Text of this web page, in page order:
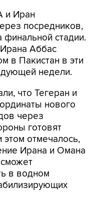
и Иран
посредников,
финальной стадии.
Аббас
в Пакистан в эти
недели.
что Тегеран и
нового
через
готовят
отмечалось,
Ирана и Омана
в водном